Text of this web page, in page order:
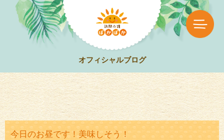
オフィシャルブログ
今日のお昼です！美味しそう！